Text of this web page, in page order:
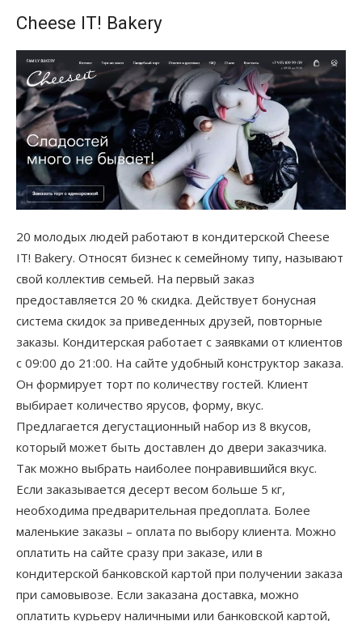
Cheese IT! Bakery
20 молодых людей работают в кондитерской Cheese
IT! Bakery. Относят бизнес к семейному типу, называют
свой коллектив семьей. На первый заказ
предоставляется 20 % скидка. Действует бонусная
система скидок за приведенных друзей, повторные
заказы. Кондитерская работает с заявками от клиентов
с 09:00 до 21:00. На сайте удобный конструктор заказа.
Он формирует торт по количеству гостей. Клиент
выбирает количество ярусов, форму, вкус.
Предлагается дегустационный набор из 8 вкусов,
который может быть доставлен до двери заказчика.
Так можно выбрать наиболее понравившийся вкус.
Если заказывается десерт весом больше 5 кг,
необходима предварительная предоплата. Более
маленькие заказы – оплата по выбору клиента. Можно
оплатить на сайте сразу при заказе, или в
кондитерской банковской картой при получении заказа
при самовывозе. Если заказана доставка, можно
оплатить курьеру наличными или банковской картой,